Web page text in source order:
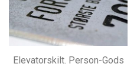
Elevatorskilt. Person-Gods